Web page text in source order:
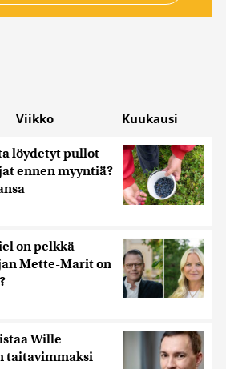
Viikko Kuukausi
löydetyt pullot
ennen myyntiä?
on pelkkä
Mette-Marit on
Wille
taitavimmaksi